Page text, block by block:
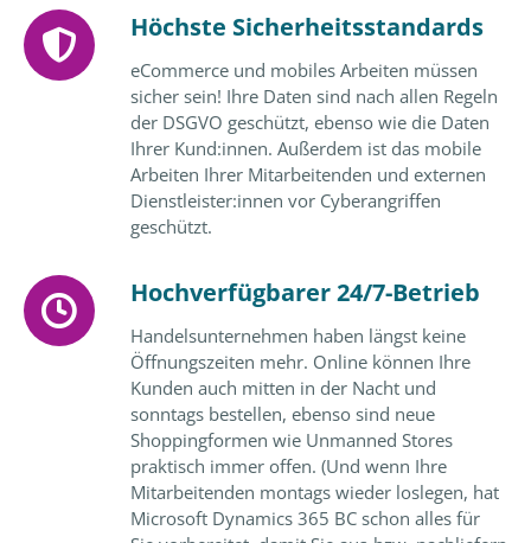
Höchste Sicherheitsstandards
eCommerce und mobiles Arbeiten müssen
sicher sein! Ihre Daten sind nach allen Regeln
der DSGVO geschützt, ebenso wie die Daten
Ihrer Kund:innen. Außerdem ist das mobile
Arbeiten Ihrer Mitarbeitenden und externen
Dienstleister:innen vor Cyberangriffen
geschützt.
Hochverfügbarer 24/7-Betrieb
Handelsunternehmen haben längst keine
Öffnungszeiten mehr. Online können Ihre
Kunden auch mitten in der Nacht und
sonntags bestellen, ebenso sind neue
Shoppingformen wie Unmanned Stores
praktisch immer offen. (Und wenn Ihre
Mitarbeitenden montags wieder loslegen, hat
Microsoft Dynamics 365 BC schon alles für